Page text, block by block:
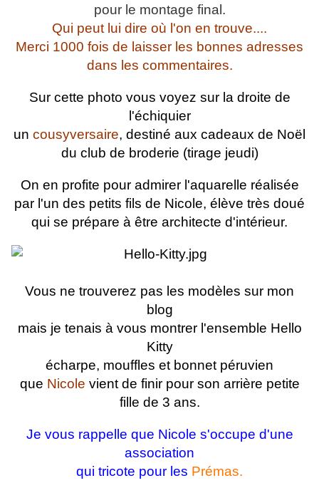
pour le montage final.
Qui peut lui dire où l'on en trouve....
Merci 1000 fois de laisser les bonnes adresses
dans les commentaires.
Sur cette photo vous voyez sur la droite de
l'échiquier
un cousyversaire, destiné aux cadeaux de Noël
du club de broderie (tirage jeudi)
On en profite pour admirer l'aquarelle réalisée
par l'un des petits fils de Nicole, élève très doué
qui se prépare à être architecte d'intérieur.
Vous ne trouverez pas les modèles sur mon
blog
mais je tenais à vous montrer l'ensemble Hello
Kitty
écharpe, mouffles et bonnet péruvien
que Nicole vient de finir pour son arrière petite
fille de 3 ans.
Je vous rappelle que Nicole s'occupe d'une
association
qui tricote pour les Prémas.